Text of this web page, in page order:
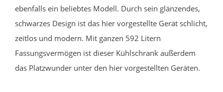
ebenfalls ein beliebtes Modell. Durch sein glänzendes,
schwarzes Design ist das hier vorgestellte Gerät schlicht,
zeitlos und modern. Mit ganzen 592 Litern
Fassungsvermögen ist dieser Kühlschrank außerdem
das Platzwunder unter den hier vorgestellten Geräten.